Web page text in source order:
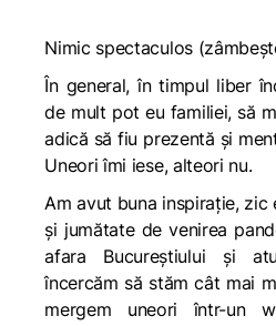
Nimic spectaculos
În general, în timpul liber
de mult pot eu familiei, să
adică să fiu prezentă și
Uneori îmi iese, alteori nu.
Am avut buna inspirație, zic
și jumătate de venirea
afara Bucureștiului și
încercăm să stăm cât mai
mergem uneori într-un